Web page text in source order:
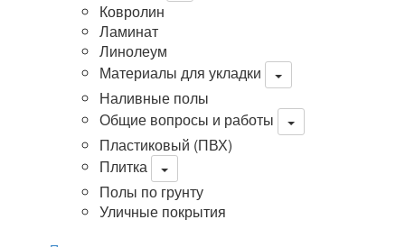
Ковролин
Ламинат
Линолеум
Материалы для укладки
Наливные полы
Общие вопросы и работы
Пластиковый (ПВХ)
Плитка
Полы по грунту
Уличные покрытия